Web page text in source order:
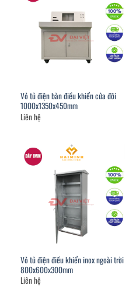
Vỏ tủ điện bàn điều khiển cửa đôi
1000x1350x450mm
Liên hệ
Vỏ tủ điện điều khiển inox ngoài trời
800x600x300mm
Liên hệ